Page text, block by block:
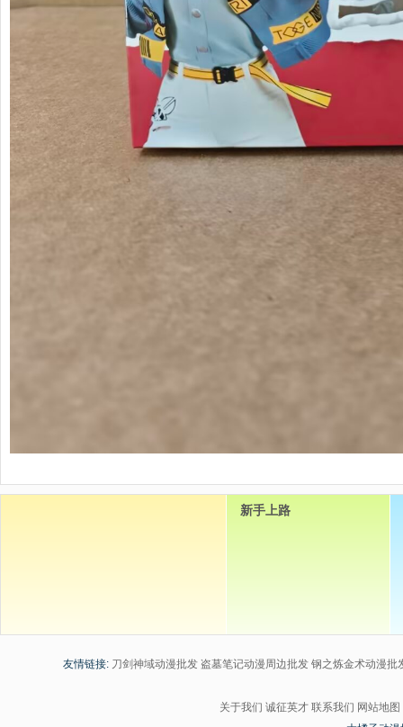
新手上路
友情链接: 刀剑神域动漫批发 盗墓笔记动漫周边批发 钢之炼金术动漫批
关于我们 诚征英才 联系我们 网站地图